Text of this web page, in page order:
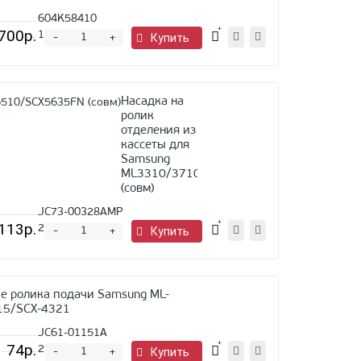
604K58410
1 шт. +
- Купить
Насадка на
ролик
отделения из
кассеты для
Samsung
ML3310/3710/6510/SCX5635FN
(совм)
JC73-00328AMP
2шт. +
- Купить
ролика подачи Samsung ML-
SCX-4321
JC61-01151A
2шт.
74р. +
- Купить